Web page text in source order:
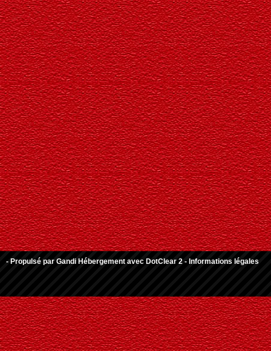
- Propulsé par Gandi Hébergement avec DotClear 2 - Informations légales